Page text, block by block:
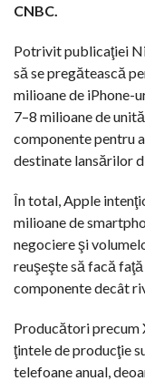
CNBC.
Potrivit publicaţiei
să se pregătească
milioane de iPhone-
7–8 milioane de
componente pentru
destinate lansărilor
În total, Apple
milioane de
negociere şi
reuşeşte să facă
componente decât
Producători precum
ţintele de producţie
telefoane anual,